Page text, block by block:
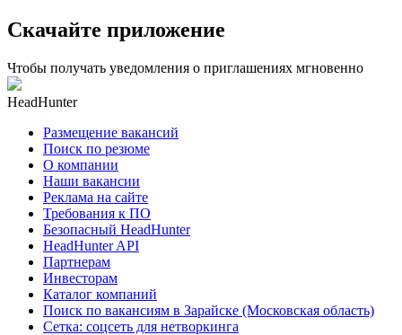
Скачайте приложение
Чтобы получать уведомления о приглашениях мгновенно
HeadHunter
Размещение вакансий
Поиск по резюме
О компании
Наши вакансии
Реклама на сайте
Требования к ПО
Безопасный HeadHunter
HeadHunter API
Партнерам
Инвесторам
Каталог компаний
Поиск по вакансиям в Зарайске (Московская область)
Сетка: соцсеть для нетворкинга